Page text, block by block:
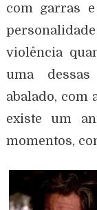
com garras
violência
uma
abalado, com
existe um
momentos,